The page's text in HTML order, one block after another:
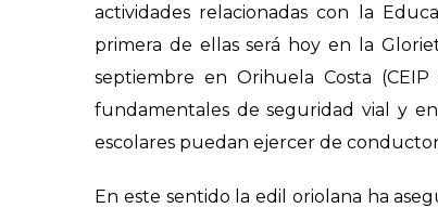
actividades relacionadas con la
primera de ellas será hoy en la
septiembre en Orihuela Costa (CEIP
fundamentales de seguridad vial y
escolares puedan ejercer de
En este sentido la edil oriolana ha